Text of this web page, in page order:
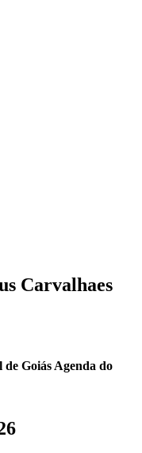
Carvalhaes
GoiásAgenda do